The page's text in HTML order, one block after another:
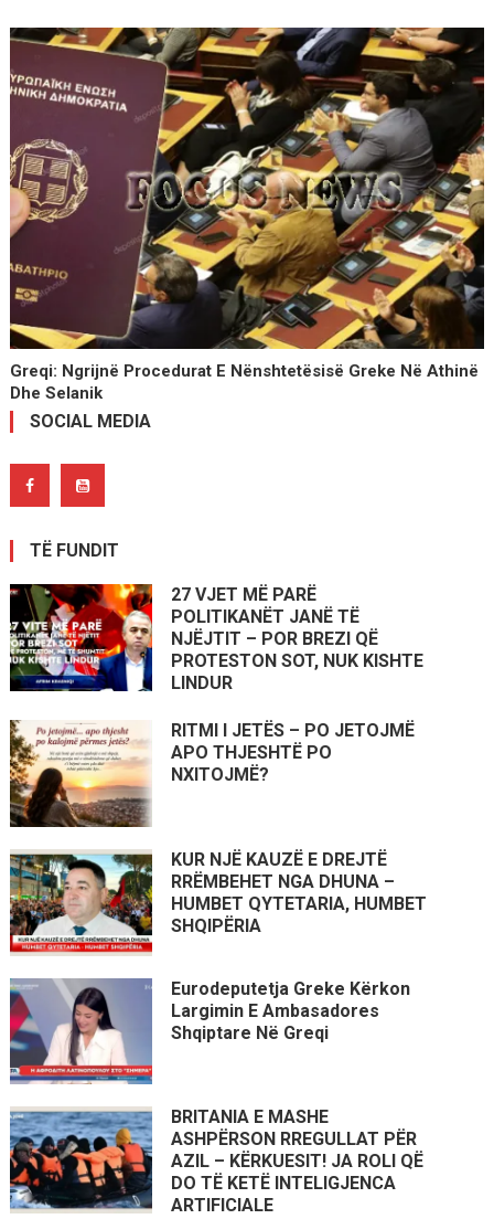
Greqi: Ngrijnë Procedurat E Nënshtetësisë Greke Në Athinë
Dhe Selanik
SOCIAL MEDIA
TË FUNDIT
27 VJET MË PARË
POLITIKANËT JANË TË
NJËJTIT – POR BREZI QË
PROTESTON SOT, NUK KISHTE
LINDUR
RITMI I JETËS – PO JETOJMË
APO THJESHTË PO
NXITOJMË?
KUR NJË KAUZË E DREJTË
RRËMBEHET NGA DHUNA –
HUMBET QYTETARIA, HUMBET
SHQIPËRIA
Eurodeputetja Greke Kërkon
Largimin E Ambasadores
Shqiptare Në Greqi
BRITANIA E MASHE
ASHPËRSON RREGULLAT PËR
AZIL – KËRKUESIT! JA ROLI QË
DO TË KETË INTELIGJENCA
ARTIFICIALE